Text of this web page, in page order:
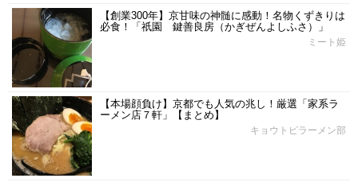
【創業300年】京甘味の神髄に感動！名物くずきりは
必食！「祇園 鍵善良房（かぎぜんよしふさ）」
ミート姫
【本場顔負け】京都でも人気の兆し！厳選「家系ラ
ーメン店７軒」【まとめ】
キョウトピラーメン部